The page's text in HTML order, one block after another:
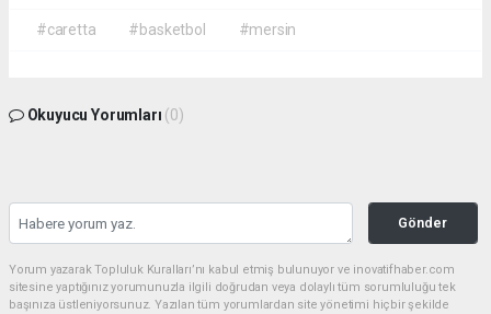
#caretta #basketbol #mersin
Okuyucu Yorumları (0)
Gönder
Yorum yazarak Topluluk Kuralları’nı kabul etmiş bulunuyor ve inovatifhaber.com
sitesine yaptığınız yorumunuzla ilgili doğrudan veya dolaylı tüm sorumluluğu tek
başınıza üstleniyorsunuz. Yazılan tüm yorumlardan site yönetimi hiçbir şekilde